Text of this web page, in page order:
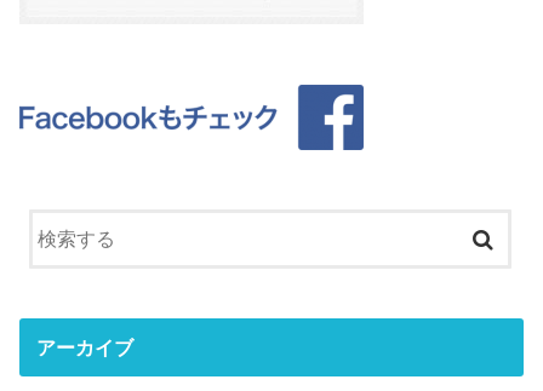
アーカイブ